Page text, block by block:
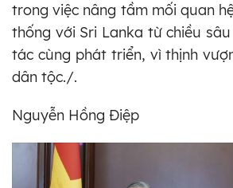
trong việc nâng tầm mối quan
thống với Sri Lanka từ chiều
tác cùng phát triển, vì thịnh
dân tộc./.
Nguyễn Hồng Điệp